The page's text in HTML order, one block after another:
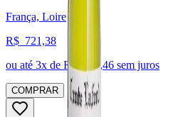
França, Loire
R$ 721,38
ou até 3x de R$ 240,46 sem juros
COMPRAR